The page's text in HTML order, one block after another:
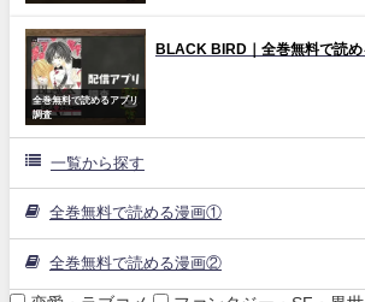
全巻無料で読めるアプリ
調査
BLACK BIRD｜全巻無料で読め
一覧から探す
全巻無料で読める漫画①
全巻無料で読める漫画②